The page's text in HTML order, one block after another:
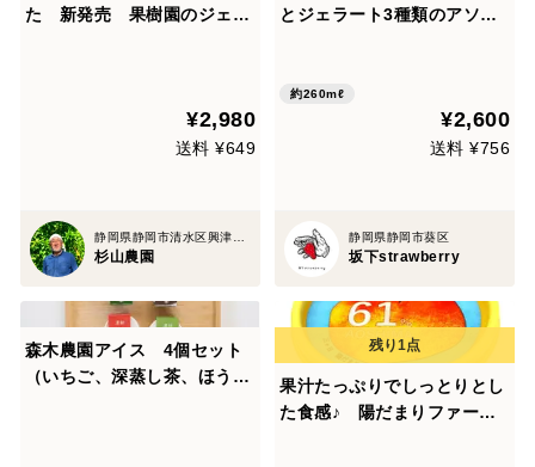
た 新発売 果樹園のジェラ
¥2,980
送料 ¥649
静岡県静岡市清水区興津地区
杉山農園
とジェラート3種類のアソー
約260mℓ
¥2,600
送料 ¥756
静岡県静岡市葵区
坂下strawberry
森木農園アイス 4個セット
（いちご、深蒸し茶、ほうじ
果汁たっぷりでしっとりとし
た食感♪ 陽だまりファー